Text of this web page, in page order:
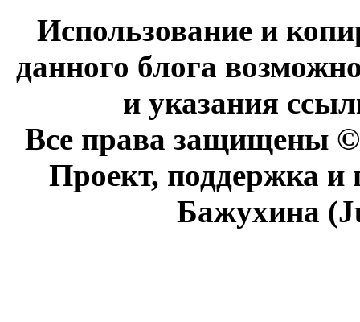
Использование и
данного блога
и указания
Все права защищены
Проект, поддержка
Бажухина